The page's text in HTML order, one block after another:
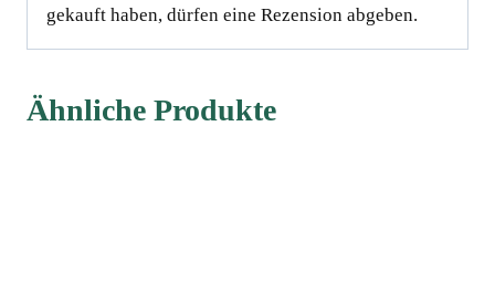
gekauft haben, dürfen eine Rezension abgeben.
Ähnliche Produkte